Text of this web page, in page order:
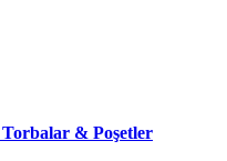
& Poşetler